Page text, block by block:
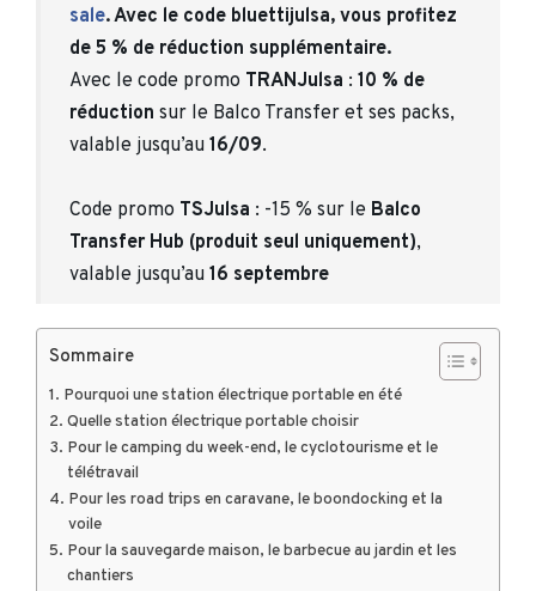
sale. Avec le code bluettijulsa, vous profitez
de 5 % de réduction supplémentaire.
Avec le code promo TRANJulsa : 10 % de
réduction sur le Balco Transfer et ses packs,
valable jusqu’au 16/09.
Code promo TSJulsa : -15 % sur le Balco
Transfer Hub (produit seul uniquement),
valable jusqu’au 16 septembre
Sommaire
Pourquoi une station électrique portable en été
Quelle station électrique portable choisir
Pour le camping du week-end, le cyclotourisme et le
télétravail
Pour les road trips en caravane, le boondocking et la
voile
Pour la sauvegarde maison, le barbecue au jardin et les
chantiers